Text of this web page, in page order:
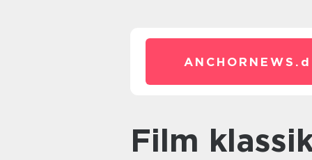
ANCHORNEWS.
film